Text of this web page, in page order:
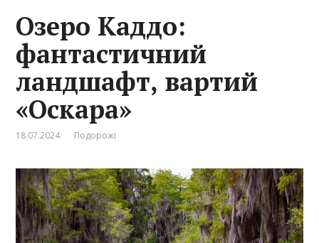
Озеро Каддо:
фантастичний
ландшафт, вартий
«Оскара»
18.07.2024 Подорожі